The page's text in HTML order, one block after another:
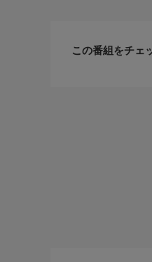
この番組をチェ